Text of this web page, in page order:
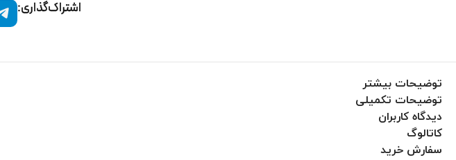
اشتراک‌گذاری:
توضیحات بیشتر
توضیحات تکمیلی
دیدگاه کاربران
کاتالوگ
سفارش خرید